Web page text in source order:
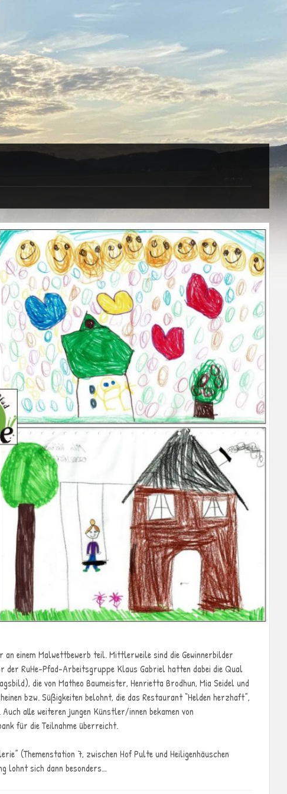
einem Malwettbewerb teil. Mittlerweile sind die Gewinnerbilder
RuHe-Pfad-Arbeitsgruppe Klaus Gabriel hatten dabei die Qual
die von Matheo Baumeister, Henrietta Brodhun, Mia Seidel und
bzw. Süßigkeiten belohnt, die das Restaurant “Helden herzhaft”,
alle weiteren jungen Künstler/innen bekamen von
für die Teilnahme überreicht.
(Themenstation 7, zwischen Hof Pulte und Heiligenhäuschen
lohnt sich dann besonders…